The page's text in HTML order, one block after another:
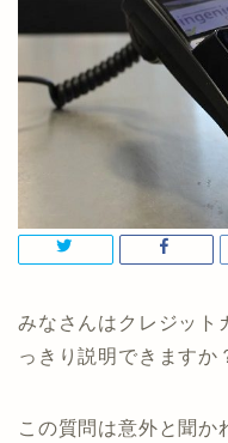
みなさんはクレジット
っきり説明できますか
この質問は意外と聞か